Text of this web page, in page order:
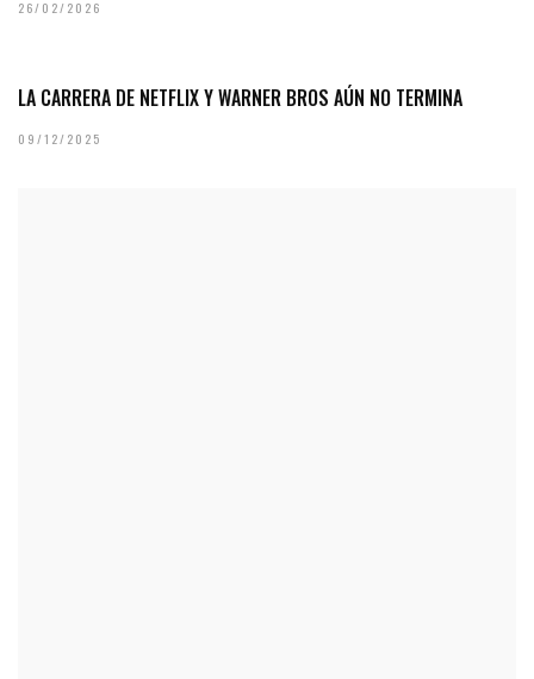
26/02/2026
LA CARRERA DE NETFLIX Y WARNER BROS AÚN NO TERMINA
09/12/2025